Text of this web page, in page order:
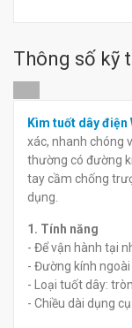
Thông số kỹ
Kìm tuốt dây điện
xác, nhanh chóng
thường có đường
tay cầm chống
dụng.
1. Tính năng
- Để vận hành tại
- Đường kính
- Loại tuốt dây: tròn
- Chiều dài dụng